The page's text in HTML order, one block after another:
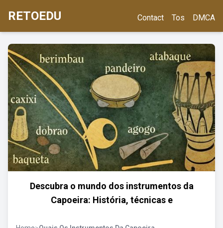
RETOEDU Contact Tos DMCA
Descubra o mundo dos instrumentos da
Capoeira: História, técnicas e